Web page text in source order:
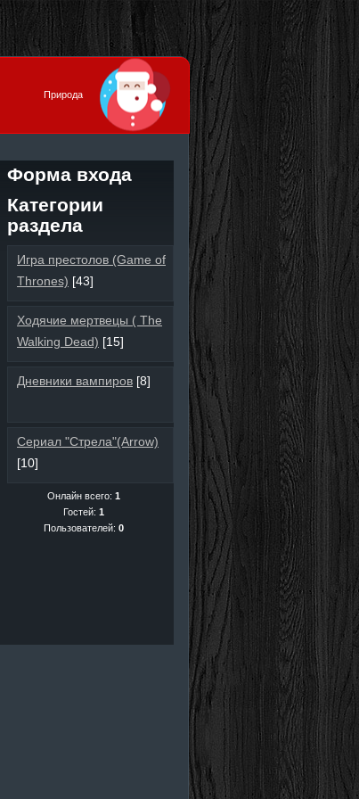
Природа
Форма входа
Категории
раздела
Игра престолов (Game of
Thrones) [43]
Ходячие мертвецы ( The
Walking Dead) [15]
Дневники вампиров [8]
Сериал "Стрела"(Arrow)
[10]
Онлайн всего: 1
Гостей: 1
Пользователей: 0